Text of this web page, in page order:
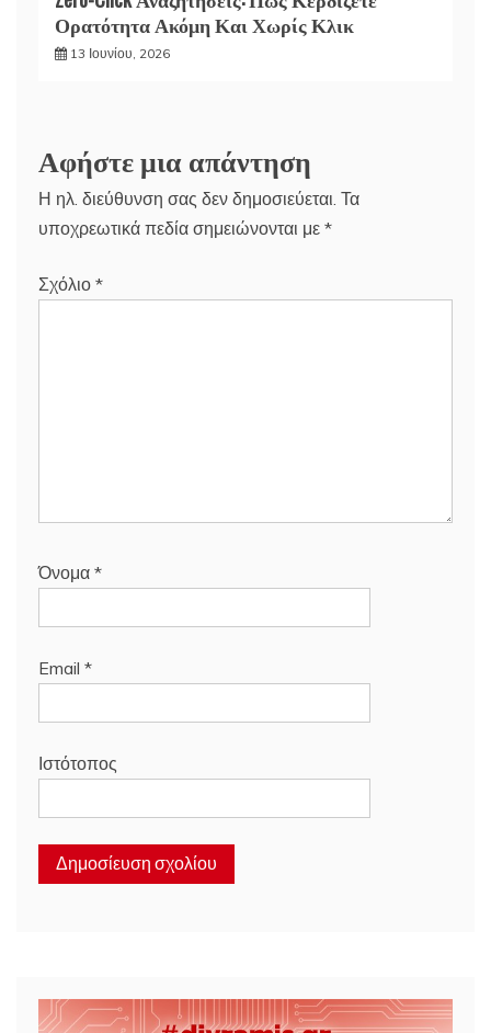
Ορατότητα Ακόμη Και Χωρίς Κλικ
13 Ιουνίου, 2026
Αφήστε μια απάντηση
Η ηλ. διεύθυνση σας δεν δημοσιεύεται. Τα
υποχρεωτικά πεδία σημειώνονται με *
Σχόλιο *
Όνομα *
Email *
Ιστότοπος